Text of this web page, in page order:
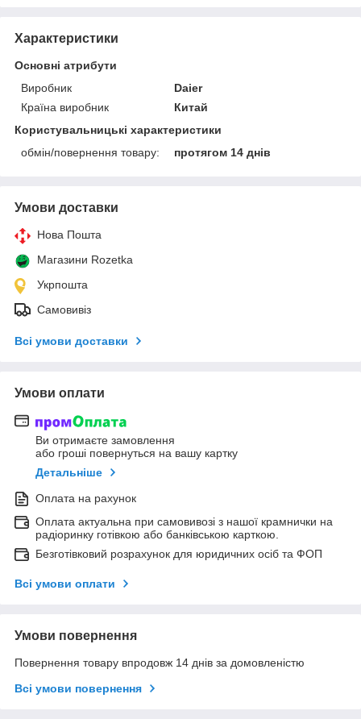
Характеристики
Основні атрибути
Виробник
Daier
Країна виробник
Китай
Користувальницькі характеристики
обмін/повернення товару:
протягом 14 днів
Умови доставки
Нова Пошта
Магазини Rozetka
Укрпошта
Самовивіз
Всі умови доставки
Умови оплати
Ви отримаєте замовлення
або гроші повернуться на вашу картку
Детальніше
Оплата на рахунок
Оплата актуальна при самовивозі з нашої крамнички на
радіоринку готівкою або банківською карткою.
Безготівковий розрахунок для юридичних осіб та ФОП
Всі умови оплати
Умови повернення
Повернення товару впродовж 14 днів за домовленістю
Всі умови повернення